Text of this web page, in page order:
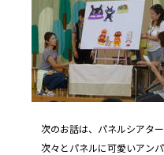
次のお話は、パネルシアター
次々とパネルに可愛いアン